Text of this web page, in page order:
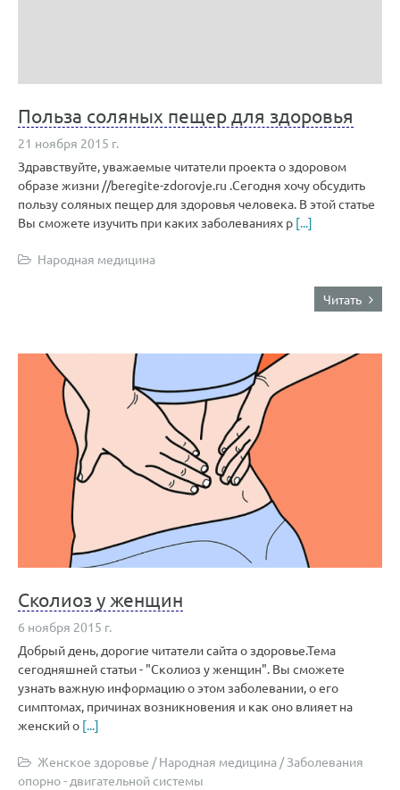
Польза соляных пещер для здоровья
21 ноября 2015 г.
Здравствуйте, уважаемые читатели проекта о здоровом
образе жизни //beregite-zdorovje.ru .Сегодня хочу обсудить
пользу соляных пещер для здоровья человека. В этой статье
Вы сможете изучить при каких заболеваниях р [...]
Народная медицина
Читать
Сколиоз у женщин
6 ноября 2015 г.
Добрый день, дорогие читатели сайта о здоровье.Тема
сегодняшней статьи - "Сколиоз у женщин". Вы сможете
узнать важную информацию о этом заболевании, о его
симптомах, причинах возникновения и как оно влияет на
женский о [...]
Женское здоровье /Народная медицина /Заболевания
опорно - двигательной системы